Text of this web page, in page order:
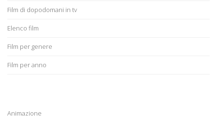
Film di dopodomani in tv
Elenco film
Film per genere
Film per anno
Animazione